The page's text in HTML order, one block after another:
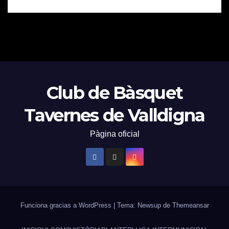
Club de Bàsquet
Tavernes de Valldigna
Pàgina oficial
Funciona gracias a WordPress Tema: Newsup de Themeansar